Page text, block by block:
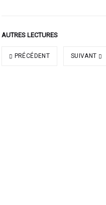
AUTRES LECTURES
PRÉCÉDENT SUIVANT